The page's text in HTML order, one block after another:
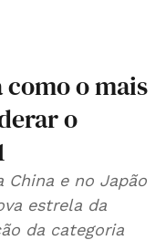
o mais
o
China e no Japão
estrela da
da categoria